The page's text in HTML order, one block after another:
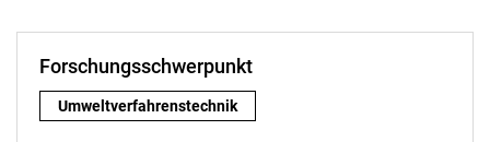
Forschungsschwerpunkt
Forschungsschwerpunkt:
Umweltverfahrenstechnik